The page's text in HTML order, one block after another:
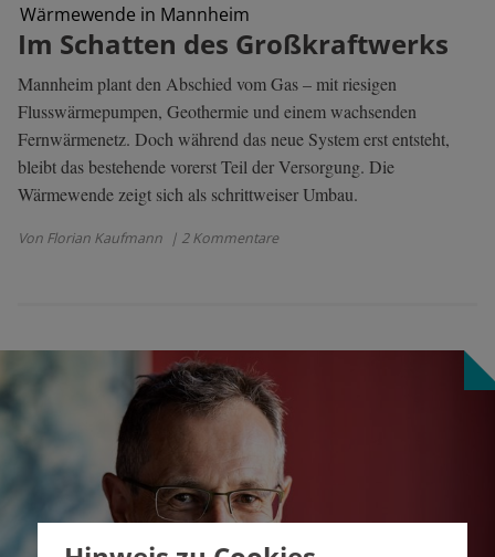
Wärmewende in Mannheim
Im Schatten des Großkraftwerks
Mannheim plant den Abschied vom Gas – mit riesigen
Flusswärmepumpen, Geothermie und einem wachsenden
Fernwärmenetz. Doch während das neue System erst entsteht,
bleibt das bestehende vorerst Teil der Versorgung. Die
Wärmewende zeigt sich als schrittweiser Umbau.
Von Florian Kaufmann | 2 Kommentare